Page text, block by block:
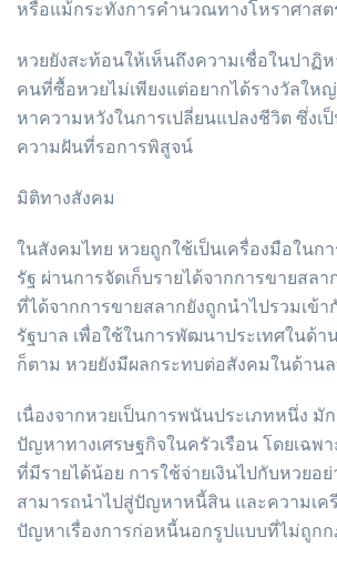
หรือแม้กระทั่งการคำนวณทางโหราศาสต
หวยยังสะท้อนให้เห็นถึงความเชื่อในปาฏิ
คนที่ซื้อหวยไม่เพียงแต่อยากได้รางวัลให
หาความหวังในการเปลี่ยนแปลงชีวิต ซึ่ง
ความฝันที่รอการพิสูจน์
มิติทางสังคม
ในสังคมไทย หวยถูกใช้เป็นเครื่องมือในก
รัฐ ผ่านการจัดเก็บรายได้จากการขายสลา
ที่ได้จากการขายสลากยังถูกนำไปรวมเข้
รัฐบาล เพื่อใช้ในการพัฒนาประเทศในด้า
ก็ตาม หวยยังมีผลกระทบต่อสังคมในด้าน
เนื่องจากหวยเป็นการพนันประเภทหนึ่ง มั
ปัญหาทางเศรษฐกิจในครัวเรือน โดยเฉพ
ที่มีรายได้น้อย การใช้จ่ายเงินไปกับหวยอย่
สามารถนำไปสู่ปัญหาหนี้สิน และความเค
ปัญหาเรื่องการก่อหนี้นอกรูปแบบที่ไม่ถูก